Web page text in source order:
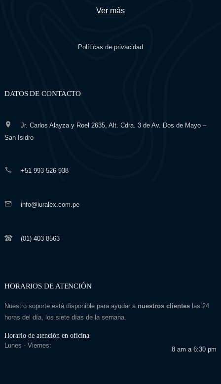
Ver más
Políticas de privacidad
DATOS DE CONTACTO
Jr. Carlos Alayza y Roel 2635, Alt. Cdra. 3 de Av. Dos de Mayo –
San Isidro
+51 993 526 938
info@iuralex.com.pe
(01) 403-8563
HORARIOS DE ATENCIÓN
Nuestro soporte está disponible para ayudar a nuestros clienteslas 24
horas del día, los siete días de la semana.
Horario de atención en oficina
Lunes - Viernes:
8 am a 6:30 pm